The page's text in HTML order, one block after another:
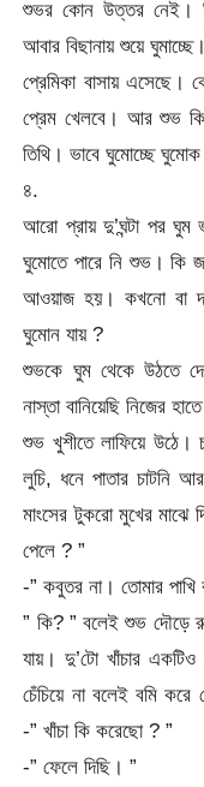
শুভর কোন উত্তর নেই।
আবার বিছানায় শুয়ে ঘুমাচ্ছে।
প্রেমিকা বাসায়
প্রেম খেলবে। আর শুভ
তিথি। ভাবে ঘুমোচ্ছে
৪.
আরো প্রায় দু’ঘন্টা পর ঘুম
ঘুমোতে পারে নি শুভ। কি
আওয়াজ হয়। কখনো বা
ঘুমোন যায় ?
শুভকে ঘুম থেকে উঠতে
নাস্তা বানিয়েছি নিজের
শুভ খুশীতে লাফিয়ে উঠে।
লুচি, ধনে পাতার
মাংসের টুকরো মুখের মাঝে
পেলে ? ”
-” কবুতর না। তোমার পাখি
” কি? ” বলেই শুভ দৌড়ে
যায়। দু’টো খাঁচার
চেঁচিয়ে না বলেই বমি
-” খাঁচা কি করেছো ? ”
-” ফেলে দিছি। ”